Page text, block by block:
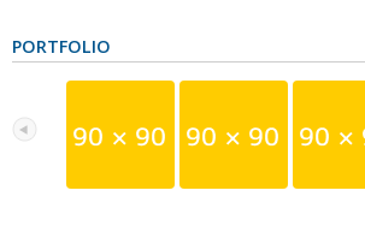
PORTFOLIO